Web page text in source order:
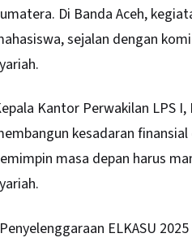
Di Banda Aceh,
sejalan dengan
Kantor Perwakilan LPS
kesadaran
masa depan harus
ELKASU